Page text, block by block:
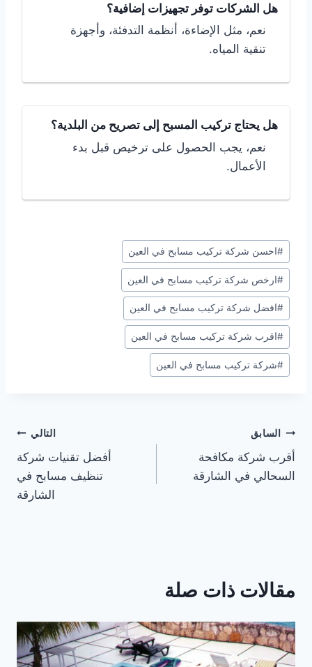
هل الشركات توفر تجهيزات إضافية؟
نعم، مثل الإضاءة، أنظمة التدفئة، وأجهزة
تنقية المياه.
هل يحتاج تركيب المسبح إلى تصريح من البلدية؟
نعم، يجب الحصول على ترخيص قبل بدء
الأعمال.
وسوم
المقال:
#احسن شركة تركيب مسابح في العين
#ارخص شركة تركيب مسابح في العين
#افضل شركة تركيب مسابح في العين
#اقرب شركة تركيب مسابح في العين
#شركة تركيب مسابح في العين
تصفّح
المقالات
السابق
أقرب شركة مكافحة
السحالي في الشارقة
التالي
أفضل تقنيات شركة
تنظيف مسابح في
الشارقة
مقالات ذات صلة